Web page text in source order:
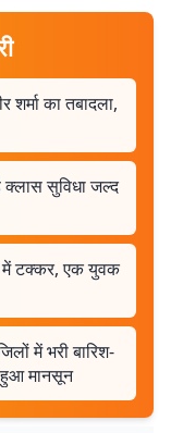
का तबादला,
क्लास सुविधा जल्द
में टक्कर, एक युवक
में भरी बारिश-
हुआ मानसून